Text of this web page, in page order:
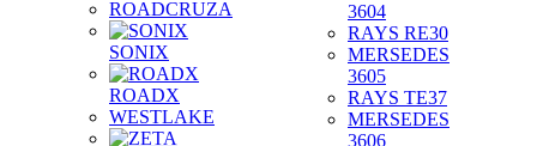
ROADCRUZA
SONIX
ROADX
WESTLAKE
3604
RAYS RE30
MERSEDES
3605
RAYS TE37
MERSEDES
3606